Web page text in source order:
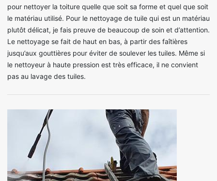
pour nettoyer la toiture quelle que soit sa forme et quel que soit
le matériau utilisé. Pour le nettoyage de tuile qui est un matériau
plutôt délicat, je fais preuve de beaucoup de soin et d’attention.
Le nettoyage se fait de haut en bas, à partir des faîtières
jusqu’aux gouttières pour éviter de soulever les tuiles. Même si
le nettoyeur à haute pression est très efficace, il ne convient
pas au lavage des tuiles.